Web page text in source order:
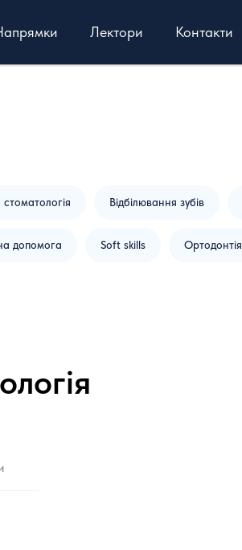
Лектори Контакти
Відбілювання зубів
допомога Soft skills Ортодонтія